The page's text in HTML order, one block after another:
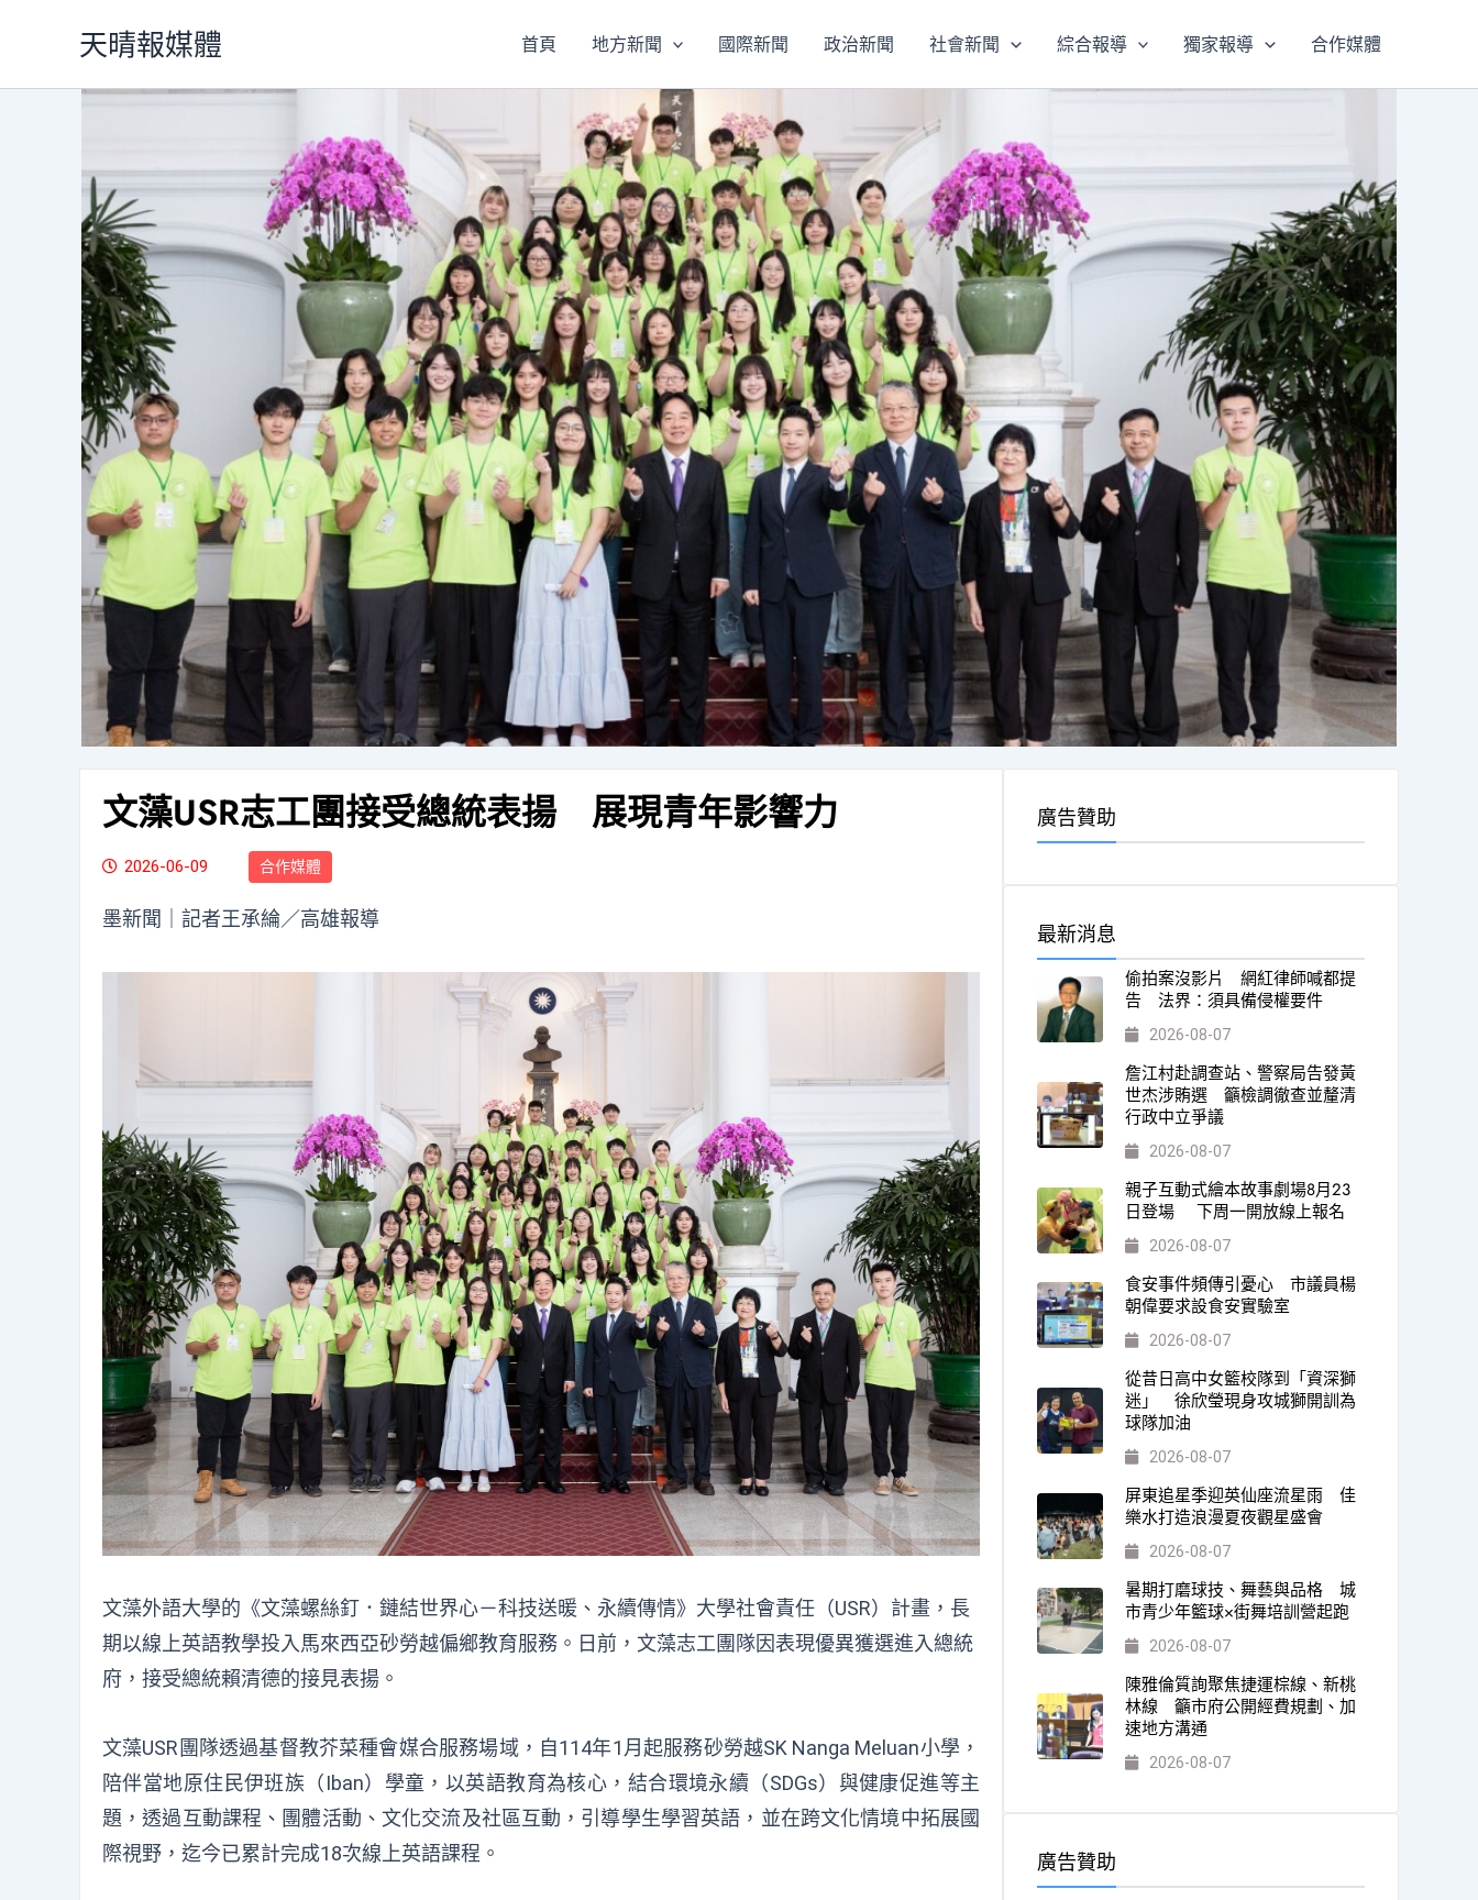
天晴報媒體 首頁 地方新聞 國際新聞 政治新聞 社會新聞 綜合報導 獨家報導 合作媒體
文藻USR志工團接受總統表揚 展現青年影響力
2026-06-09 合作媒體
墨新聞 ｜記者王承綸／高雄報導
文藻外語大學的 《文藻螺絲釘．鏈結世界心－科技送暖、永續傳情》大學社會責任（USR）計畫， 長
期以線上英語教學投入馬來西亞砂勞越偏鄉教育服務 。日前，文藻志工團隊因表現優異獲選進入總統
府，接受總統賴清德的接見表揚。
文藻USR 團隊透過基督教芥菜種會媒合服務場域，自114年1月起服務砂勞越SK Nanga Meluan小學，
陪伴當地原住民伊班族 （Iban） 學童 ， 以英語教育為核心，結合環境永續（SDGs）與健康促進等主
題，透過互動課程、團體活動、文化交流及社區互動，引導學生學習英語 ， 並在跨文化情境中拓展國
際視野 ， 迄今已累計完成18次線上英語課程 。
廣告贊助
最新消息
偷拍案沒影片 網紅律師喊都提
告 法界：須具備侵權要件
2026-08-07
詹江村赴調查站、警察局告發黃
世杰涉賄選 籲檢調徹查並釐清
行政中立爭議
2026-08-07
親子互動式繪本故事劇場8月23
日登場 下周一開放線上報名
2026-08-07
食安事件頻傳引憂心 市議員楊
朝偉要求設食安實驗室
2026-08-07
從昔日高中女籃校隊到「資深獅
迷」 徐欣瑩現身攻城獅開訓為
球隊加油
2026-08-07
屏東追星季迎英仙座流星雨 佳
樂水打造浪漫夏夜觀星盛會
2026-08-07
暑期打磨球技、舞藝與品格 城
市青少年籃球×街舞培訓營起跑
2026-08-07
陳雅倫質詢聚焦捷運棕線、新桃
林線 籲市府公開經費規劃、加
速地方溝通
2026-08-07
廣告贊助